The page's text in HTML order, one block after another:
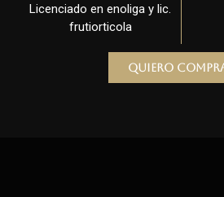
Licenciado en enoliga y lic.
frutiorticola
Quiero